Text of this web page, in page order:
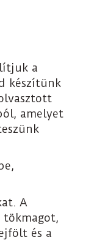
a
készítünk
amelyet
A
tökmagot,
és a